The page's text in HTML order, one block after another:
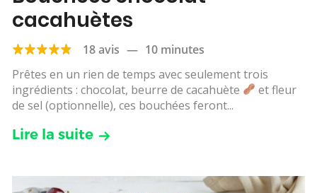
cacahuètes
18 avis — 10 minutes
Prêtes en un rien de temps avec seulement trois
ingrédients : chocolat, beurre de cacahuète
et fleur
de sel (optionnelle), ces bouchées feront...
Lire la suite